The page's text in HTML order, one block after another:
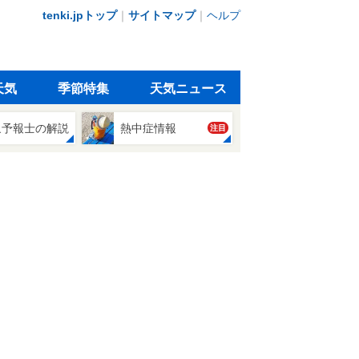
tenki.jpトップ｜ サイトマップ｜ ヘルプ
気 季節特集 天気ニュース
報士の解説 熱中症情報 注目